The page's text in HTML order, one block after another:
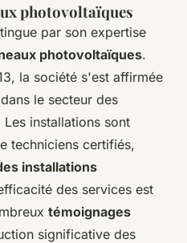
photovoltaïques
par son expertise
photovoltaïques.
la société s'est affirmée
le secteur des
Les installations sont
techniciens certifiés,
installations
des services est
témoignages
significative des